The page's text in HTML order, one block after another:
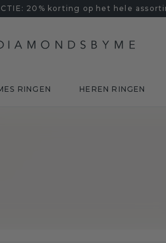
20% korting op het hele
RINGEN HEREN RINGEN